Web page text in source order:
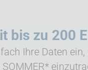
bis zu 200
Ihre Daten